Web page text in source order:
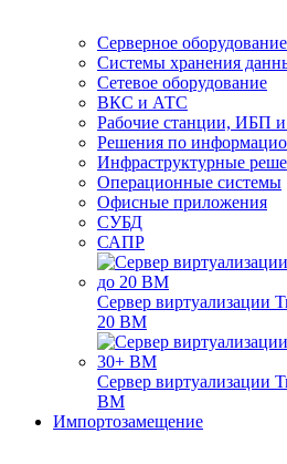
Серверное оборудование
Системы хранения
Сетевое оборудование
ВКС и АТС
Рабочие станции, ИБП и
Решения по
Инфраструктурные
Операционные системы
Офисные приложения
СУБД
САПР
Сервер виртуализации
20 ВМ
Сервер виртуализации
ВМ
Импортозамещение